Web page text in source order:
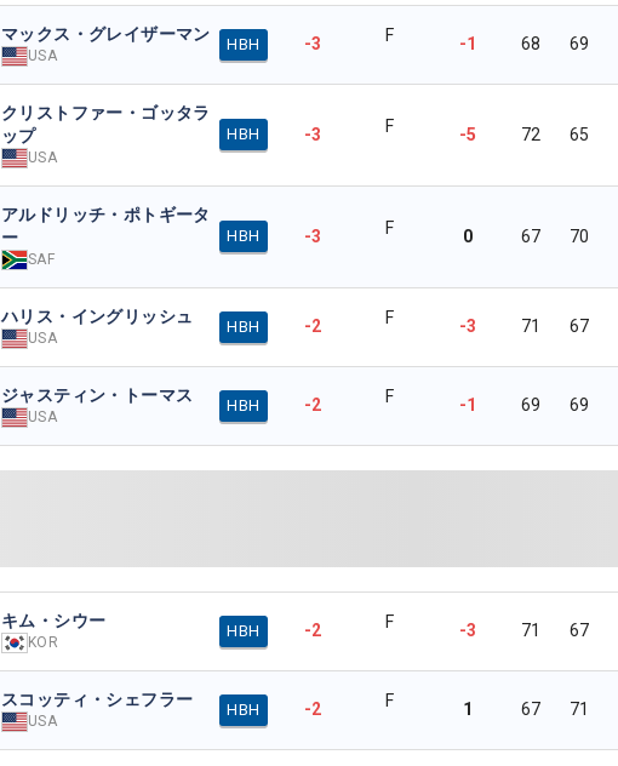
マックス・グレイザーマン
USA
HBH -3 F -1 68 69
クリストファー・ゴッタラ
ップ
USA
HBH -3 F -5 72 65
アルドリッチ・ポトギータ
ー
SAF
HBH -3 F 0 67 70
ハリス・イングリッシュ
USA
HBH -2 F -3 71 67
ジャスティン・トーマス
USA
HBH -2 F -1 69 69
キム・シウー
KOR
HBH -2 F -3 71 67
スコッティ・シェフラー
USA
HBH -2 F 1 67 71